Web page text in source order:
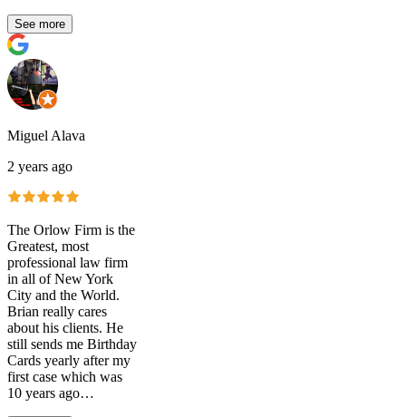
See more
Miguel Alava
2 years ago
The Orlow Firm is the
Greatest, most
professional law firm
in all of New York
City and the World.
Brian really cares
about his clients. He
still sends me Birthday
Cards yearly after my
first case which was
10 years ago…